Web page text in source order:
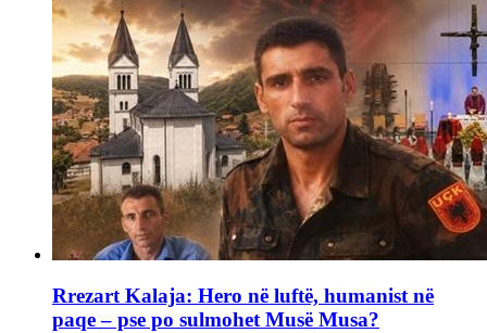
Rrezart Kalaja: Hero në luftë, humanist në
paqe – pse po sulmohet Musë Musa?